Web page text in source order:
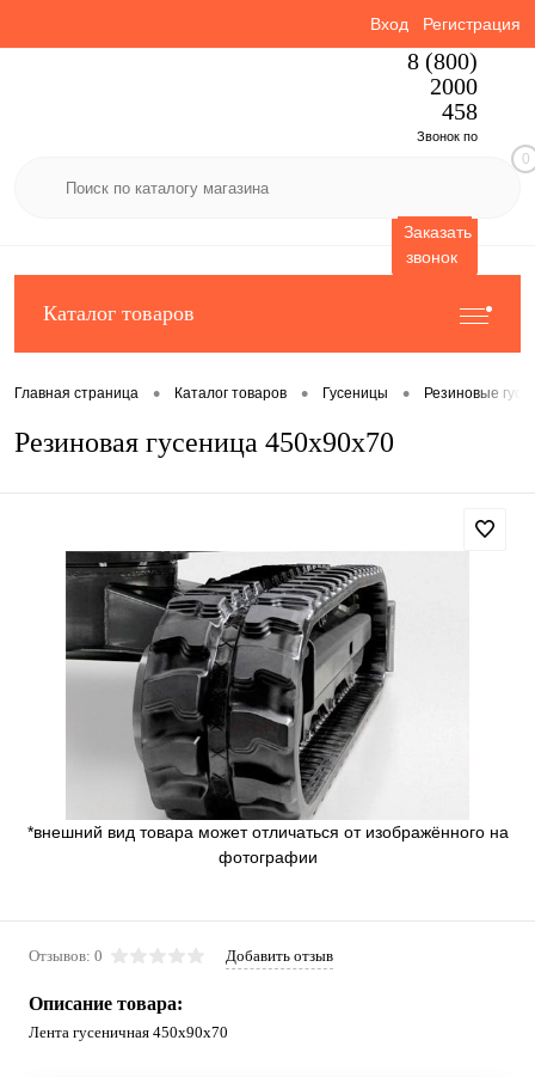
Вход Регистрация
8 (800)
2000
458
Звонок по
Заказать
звонок
0
Каталог товаров
Главная страница • Каталог товаров • Гусеницы • Резиновые
Резиновая гусеница 450x90x70
*внешний вид товара может отличаться от изображённого на
фотографии
Отзывов: 0 Добавить отзыв
Описание товара:
Лента гусеничная 450x90x70